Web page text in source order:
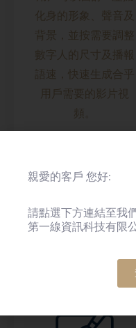
化身的形象、聲音及
背景，並按需要調整
數字人的尺寸及播報
語速，快速生成合乎
用戶需要的影片視
頻。
親愛的客戶 您好:
請點選下方連結至我
第一線資訊科技有限